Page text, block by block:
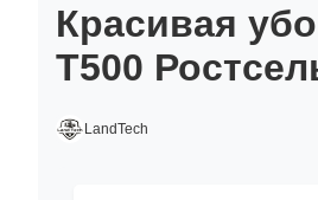
Красивая
Т500
LandTech